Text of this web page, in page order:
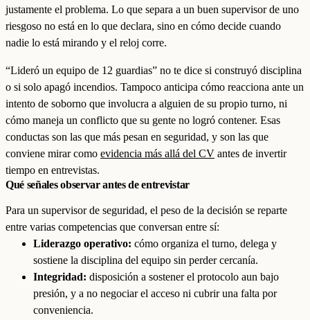
justamente el problema. Lo que separa a un buen supervisor de uno
riesgoso no está en lo que declara, sino en cómo decide cuando
nadie lo está mirando y el reloj corre.
“Lideró un equipo de 12 guardias” no te dice si construyó disciplina
o si solo apagó incendios. Tampoco anticipa cómo reacciona ante un
intento de soborno que involucra a alguien de su propio turno, ni
cómo maneja un conflicto que su gente no logró contener. Esas
conductas son las que más pesan en seguridad, y son las que
conviene mirar como evidencia más allá del CV antes de invertir
tiempo en entrevistas.
Qué señales observar antes de entrevistar
Para un supervisor de seguridad, el peso de la decisión se reparte
entre varias competencias que conversan entre sí:
Liderazgo operativo: cómo organiza el turno, delega y
sostiene la disciplina del equipo sin perder cercanía.
Integridad: disposición a sostener el protocolo aun bajo
presión, y a no negociar el acceso ni cubrir una falta por
conveniencia.